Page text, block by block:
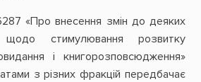
«Про внесення змін до деяких
щодо стимулювання розвитку
і книгорозповсюдження»
з різних фракцій передбачає